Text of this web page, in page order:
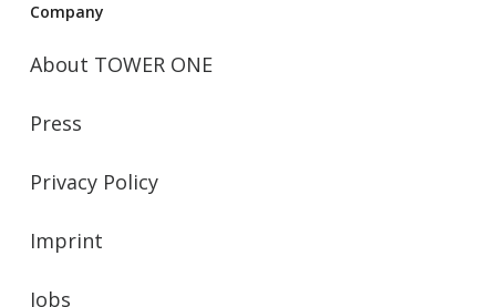
Company
About TOWER ONE
Press
Privacy Policy
Imprint
Jobs